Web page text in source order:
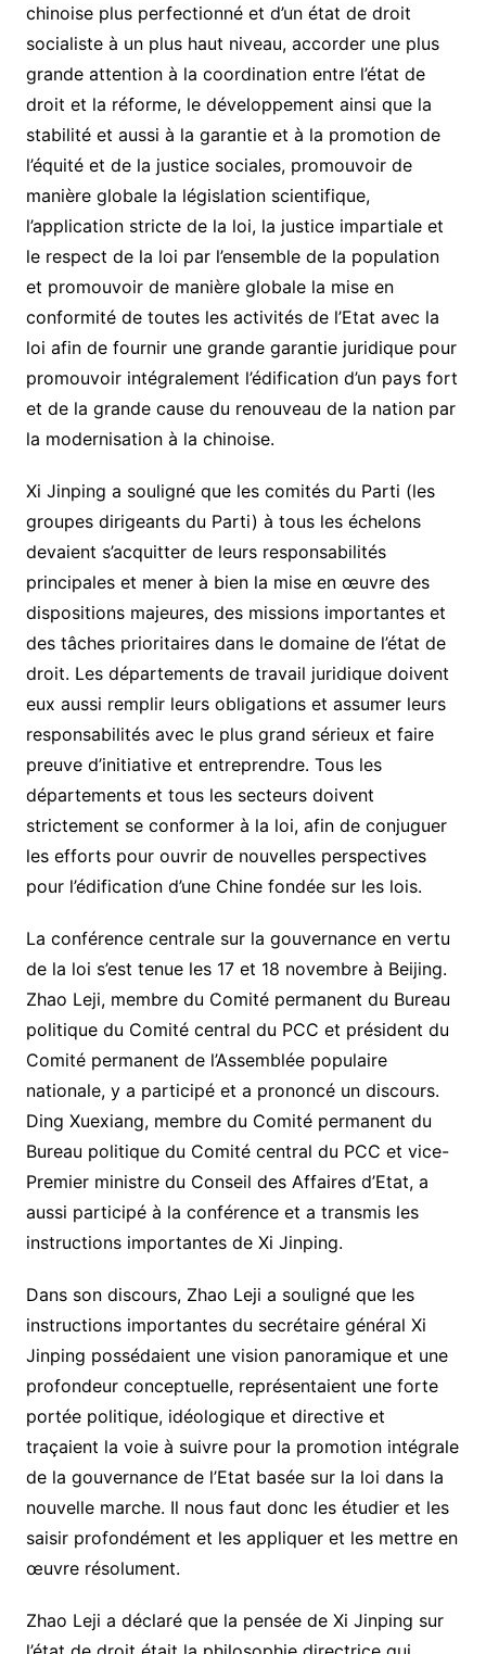
chinoise plus perfectionné et d’un état de droit
socialiste à un plus haut niveau, accorder une plus
grande attention à la coordination entre l’état de
droit et la réforme, le développement ainsi que la
stabilité et aussi à la garantie et à la promotion de
l’équité et de la justice sociales, promouvoir de
manière globale la législation scientifique,
l’application stricte de la loi, la justice impartiale et
le respect de la loi par l’ensemble de la population
et promouvoir de manière globale la mise en
conformité de toutes les activités de l’Etat avec la
loi afin de fournir une grande garantie juridique pour
promouvoir intégralement l’édification d’un pays fort
et de la grande cause du renouveau de la nation par
la modernisation à la chinoise.
Xi Jinping a souligné que les comités du Parti (les
groupes dirigeants du Parti) à tous les échelons
devaient s’acquitter de leurs responsabilités
principales et mener à bien la mise en œuvre des
dispositions majeures, des missions importantes et
des tâches prioritaires dans le domaine de l’état de
droit. Les départements de travail juridique doivent
eux aussi remplir leurs obligations et assumer leurs
responsabilités avec le plus grand sérieux et faire
preuve d’initiative et entreprendre. Tous les
départements et tous les secteurs doivent
strictement se conformer à la loi, afin de conjuguer
les efforts pour ouvrir de nouvelles perspectives
pour l’édification d’une Chine fondée sur les lois.
La conférence centrale sur la gouvernance en vertu
de la loi s’est tenue les 17 et 18 novembre à Beijing.
Zhao Leji, membre du Comité permanent du Bureau
politique du Comité central du PCC et président du
Comité permanent de l’Assemblée populaire
nationale, y a participé et a prononcé un discours.
Ding Xuexiang, membre du Comité permanent du
Bureau politique du Comité central du PCC et vice-
Premier ministre du Conseil des Affaires d’Etat, a
aussi participé à la conférence et a transmis les
instructions importantes de Xi Jinping.
Dans son discours, Zhao Leji a souligné que les
instructions importantes du secrétaire général Xi
Jinping possédaient une vision panoramique et une
profondeur conceptuelle, représentaient une forte
portée politique, idéologique et directive et
traçaient la voie à suivre pour la promotion intégrale
de la gouvernance de l’Etat basée sur la loi dans la
nouvelle marche. Il nous faut donc les étudier et les
saisir profondément et les appliquer et les mettre en
œuvre résolument.
Zhao Leji a déclaré que la pensée de Xi Jinping sur